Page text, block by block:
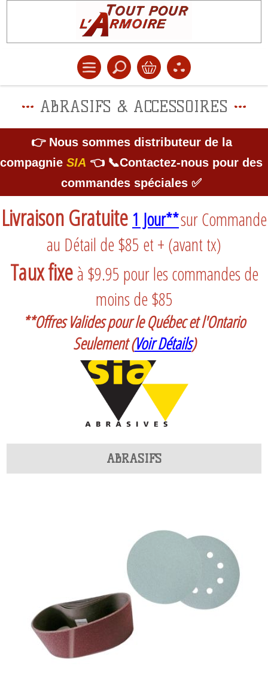
ABRASIFS & ACCESSOIRES
👉 Nous sommes distributeur de la
compagnieSIA 👈 📞Contactez-nous pour des
commandes spéciales ✅
Livraison Gratuite 1 Jour**sur Commande
au Détail de $85 et + (avant tx)
Taux fixeà $9.95 pour les commandes de
moins de $85
**Offres Valides pour le Québec et l'Ontario
Seulement (Voir Détails)
ABRASIFS